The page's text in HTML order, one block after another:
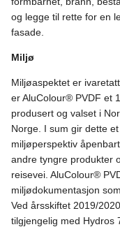
og legge til rette for en
fasade.
Miljø
Miljøaspektet er
er AluColour® PVDF et
produsert og valset i
Norge. I sum gir dette
miljøperspektiv
andre tyngre produkter
reisevei. AluColour®
miljødokumentasjon
Ved årsskiftet 2019/
tilgjengelig med Hydros